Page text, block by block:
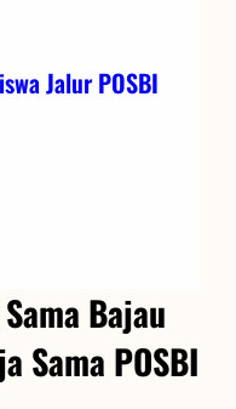
Jalur POSBI
Bajau
Sama POSBI